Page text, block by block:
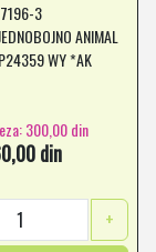
7196-3
ANIMAL
WY *AK
300,00 din
din
+